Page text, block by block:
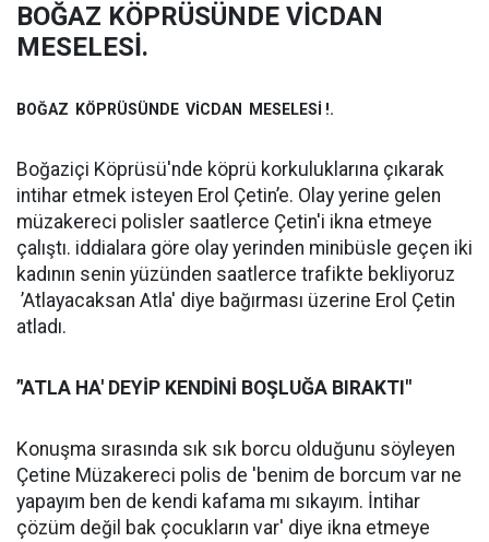
BOĞAZ KÖPRÜSÜNDE VİCDAN
MESELESİ.
BOĞAZ KÖPRÜSÜNDE VİCDAN MESELESİ !.
Boğaziçi Köprüsü'nde köprü korkuluklarına çıkarak
intihar etmek isteyen Erol Çetin’e. Olay yerine gelen
müzakereci polisler saatlerce Çetin'i ikna etmeye
çalıştı. iddialara göre olay yerinden minibüsle geçen iki
kadının senin yüzünden saatlerce trafikte bekliyoruz
’Atlayacaksan Atla' diye bağırması üzerine Erol Çetin
atladı.
’'ATLA HA' DEYİP KENDİNİ BOŞLUĞA BIRAKTI"
Konuşma sırasında sık sık borcu olduğunu söyleyen
Çetine Müzakereci polis de 'benim de borcum var ne
yapayım ben de kendi kafama mı sıkayım. İntihar
çözüm değil bak çocukların var' diye ikna etmeye